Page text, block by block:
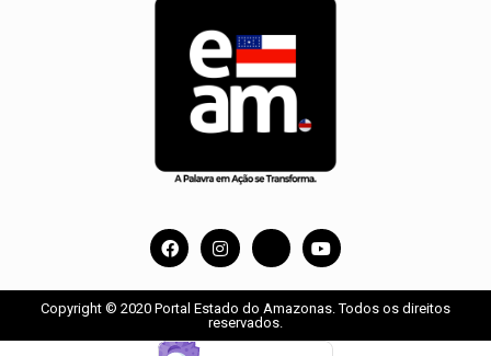
Copyright © 2020 Portal Estado do Amazonas. Todos os direitos
reservados.